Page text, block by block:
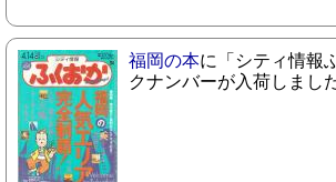
福岡の本に「シティ情報
クナンバーが入荷しまし